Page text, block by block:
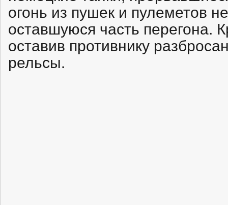
огонь из пушек и пулеметов
оставшуюся часть перегона.
оставив противнику
рельсы.